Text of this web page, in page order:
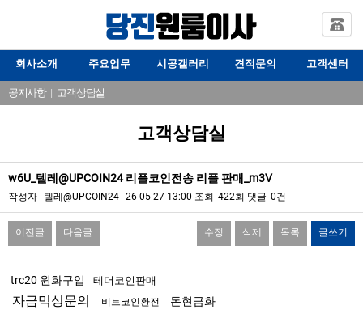
회사소개 주요업무 시공갤러리 견적문의 고객센터
공지사항| 고객상담실
고객상담실
w6U_텔레@UPCOIN24 리플코인전송 리플 판매_m3V
작성자 텔레@UPCOIN24 26-05-27 13:00 조회 422회 댓글 0건
이전글 다음글 수정 삭제 목록 글쓰기
trc20 원화구입 테더코인판매
자금믹싱문의 비트코인환전 돈현금화